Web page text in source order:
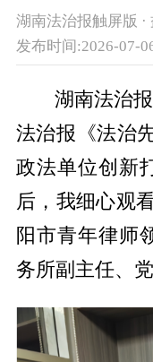
湖南法治报触屏版 ·
发布时间:2026-07-
湖南法治
法治报《法治
政法单位创新
后，我细心观
阳市青年律师
务所副主任、